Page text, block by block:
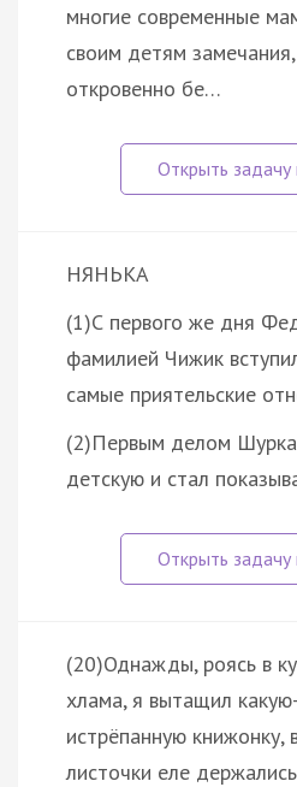
многие современные
своим детям
откровенно бе…
НЯНЬКА
(1)С первого же дня
фамилией Чижик
самые приятельские
(2)Первым делом
детскую и стал
(20)Однажды, роясь в
хлама, я вытащил
истрёпанную книжонку,
листочки еле